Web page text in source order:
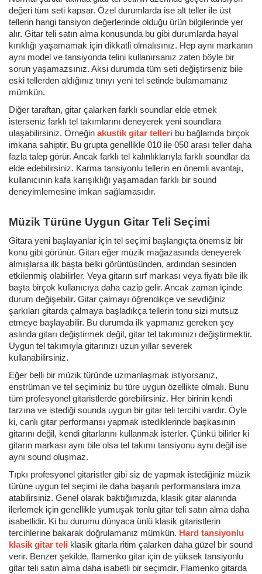
değeri tüm seti kapsar. Özel durumlarda ise alt teller ile üst
tellerin hangi tansiyon değerlerinde olduğu ürün bilgilerinde yer
alır. Gitar teli satın alma konusunda bu gibi durumlarda hayal
kırıklığı yaşamamak için dikkatli olmalısınız. Hep aynı markanın
aynı model ve tansiyonda telini kullanırsanız zaten böyle bir
sorun yaşamazsınız. Aksi durumda tüm seti değiştirseniz bile
eski tellerden aldığınız tınıyı yeni tel setinde bulamamanız
mümkün.
Diğer taraftan, gitar çalarken farklı soundlar elde etmek
isterseniz farklı tel takımlarını deneyerek yeni soundlara
ulaşabilirsiniz. Örneğin akustik gitar telleri bu bağlamda birçok
imkana sahiptir. Bu grupta genellikle 010 ile 050 arası teller daha
fazla talep görür. Ancak farklı tel kalınlıklarıyla farklı soundlar da
elde edebilirsiniz. Karma tansiyonlu tellerin en önemli avantajı,
kullanıcının kafa karışıklığı yaşamadan farklı bir sound
deneyimlemesine imkan sağlamasıdır.
Müzik Türüne Uygun Gitar Teli Seçimi
Gitara yeni başlayanlar için tel seçimi başlangıçta önemsiz bir
konu gibi görünür. Gitarı eğer müzik mağazasında deneyerek
almışlarsa ilk başta belki görüntüsünden, ardından sesinden
etkilenmiş olabilirler. Veya gitarın sırf markası veya fiyatı bile ilk
başta birçok kullanıcıya daha cazip gelir. Ancak zaman içinde
durum değişebilir. Gitar çalmayı öğrendikçe ve sevdiğiniz
şarkıları gitarda çalmaya başladıkça tellerin tonu sizi mutsuz
etmeye başlayabilir. Bu durumda ilk yapmanız gereken şey
aslında gitarı değiştirmek değil, gitar tel takımınızı değiştirmektir.
Uygun tel takımıyla gitarınızı uzun yıllar severek
kullanabilirsiniz.
Eğer belli bir müzik türünde uzmanlaşmak istiyorsanız,
enstrüman ve tel seçiminiz bu türe uygun özellikte olmalı. Bunu
tüm profesyonel gitaristlerde görebilirsiniz. Her birinin kendi
tarzına ve istediği sounda uygun bir gitar teli tercihi vardır. Öyle
ki, canlı gitar performansı yapmak istediklerinde başkasının
gitarını değil, kendi gitarlarını kullanmak isterler. Çünkü bilirler ki
gitarın markası aynı bile olsa tel takımı tansiyonu aynı değil ise
aynı sound oluşmaz.
Tıpkı profesyonel gitaristler gibi siz de yapmak istediğiniz müzik
türüne uygun tel seçimi ile daha başarılı performanslara imza
atabilirsiniz. Genel olarak baktığımızda, klasik gitar alanında
ilerlemek için genellikle yumuşak tonlu gitar teli satın alma daha
isabetlidir. Ki bu durumu dünyaca ünlü klasik gitaristlerin
tercihlerine bakarak doğrulamanız mümkün. Hard tansiyonlu
klasik gitar teli klasik gitarla ritim çalarken daha güzel bir sound
verir. Benzer şekilde, flamenko gitar için de yüksek tansiyonlu
gitar teli satın alma daha isabetli bir seçimdir. Flamenko gitarda